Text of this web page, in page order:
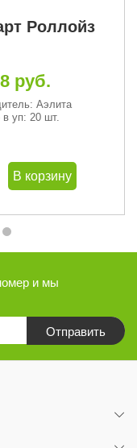
Роллойз
руб.
Аэлита
в уп: 20 шт.
В корзину
и мы
Отправить